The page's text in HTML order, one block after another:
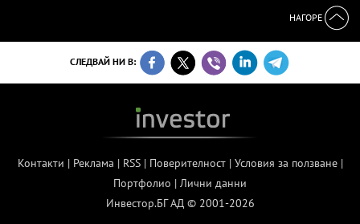
НАГОРЕ
СЛЕДВАЙ НИ В:
Контакти | Реклама | RSS| Поверителност| Условия за ползване|
Портфолио | Лични данни
Инвестор.БГ АД © 2001-2026